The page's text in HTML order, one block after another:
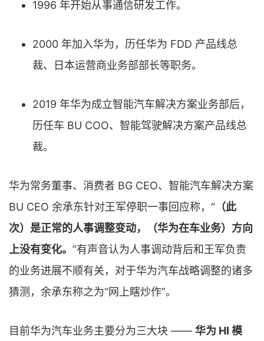
1996 年开始从事通信研发工作。
2000 年加入华为，历任华为 FDD 产品线总
裁、日本运营商业务部部长等职务。
2019 年华为成立智能汽车解决方案业务部后，
历任车 BU COO、智能驾驶解决方案产品线总
裁。
华为常务董事、消费者 BG CEO、智能汽车解决方案
BU CEO 余承东针对王军停职一事回应称，“ （此
次）是正常的人事调整变动，（华为在车业务）方向
上没有变化。 ”有声音认为人事调动背后和王军负责
的业务进展不顺有关，对于华为汽车战略调整的诸多
猜测，余承东称之为“网上瞎炒作”。
目前华为汽车业务主要分为三大块 —— 华为 HI 模